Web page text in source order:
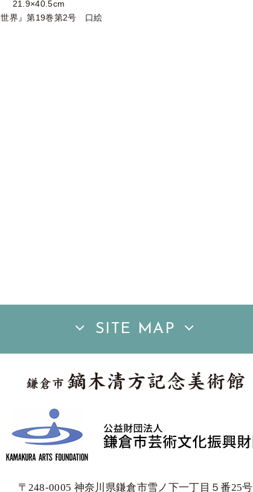
21.9×40.5cm
世界』第19巻第2号 口絵
SITE MAP
〒248-0005 神奈川県鎌倉市雪ノ下一丁目５番25号